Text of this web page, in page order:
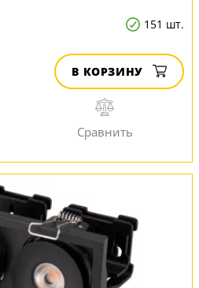
151 шт.
В КОРЗИНУ